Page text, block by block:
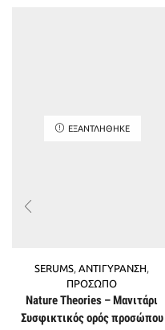
ΕΞΑΝΤΛΉΘΗΚΕ
SERUMS, ΑΝΤΙΓΥΡΑΝΣΗ,
ΠΡΟΣΩΠΟ
Nature Theories – Μανιτάρι
Συσφικτικός ορός προσώπου